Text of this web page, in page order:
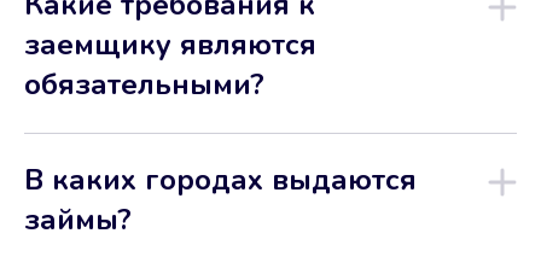
заемщику являются
обязательными?
В каких городах выдаются
займы?